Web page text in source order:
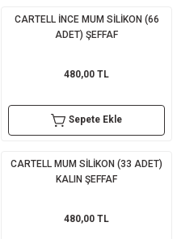
CARTELL İNCE MUM SİLİKON (66
ADET) ŞEFFAF
480,00 TL
Sepete Ekle
CARTELL MUM SİLİKON (33 ADET)
KALIN ŞEFFAF
480,00 TL